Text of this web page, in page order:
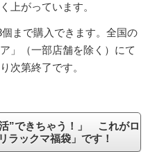
上がっています。
まで購入できます。全国の
」（一部店舗を除く）にて
次第終了です。
”できちゃう！」 これがロ
ラックマ福袋」です！